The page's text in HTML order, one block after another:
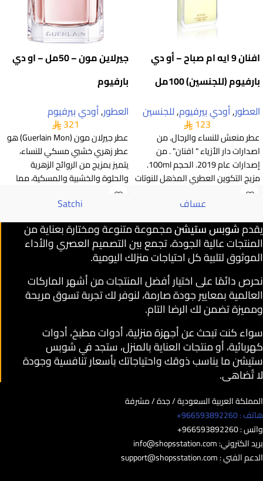
افنان 9 ايه ام صباح – أو دي
بارفيوم (للجنسين) 100مل
العطور,أودي بيرفيوم,للجنسين
123
عطر منعش للنساء والرجال. من
اصدارات دار الأزياء " افنان" . من
إصدارات عام 2019. الحجم 100ml.
مزيج التكوين العطري المذهل للنوتات
العليا من الكباد
جيرلاين مون – 50مل – او دي
بارفيوم
العطور,أودي بيرفيوم
321
عطر جيرلان مون (Guerlain Mon) هو
عطر زهري خشبي مسكي للنساء،
يتميز بمزيج من الروائح الزهرية
والحلوة والخشبية والمسكية، مما
عساف Satchi
يقدمشوبس ستيشنمجموعة متنوعة ومختارة بعناية من
المنتجات عالية الجودة، تجمع بين التصميم العصري والأداء
الموثوق لتلبية كل احتياجات منزلك اليومية.
نحرص دائمًا على اختيار أفضل المنتجات من أشهر الماركات
العالمية بمعايير جودة صارمة، لنوفر لك تجربة تسوق مريحة
ومميزة تضمن لك الرضا التام.
سواء كنت تبحث عن أجهزة منزلية، أدوات مطبخ، أدوات
كهربائية، أو منتجات العناية بالمنزل، ستجد في شوبس
ستيشن ما يناسب ذوقك واحتياجاتك بأسعار تنافسية وجودة
لا تُضاهى.
المملكة العربية السعودية / جدة / مشرفة
هاتف : 966593892260+
واتس : 966593892260+
بريد الكتروني:info@shopsstation.com
الدعم الفني :support@shopsstation.com